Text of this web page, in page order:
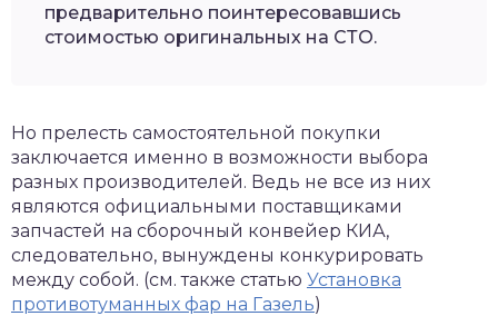
предварительно поинтересовавшись
стоимостью оригинальных на СТО.
Но прелесть самостоятельной покупки
заключается именно в возможности выбора
разных производителей. Ведь не все из них
являются официальными поставщиками
запчастей на сборочный конвейер КИА,
следовательно, вынуждены конкурировать
между собой. (см. также статью Установка
противотуманных фар на Газель)